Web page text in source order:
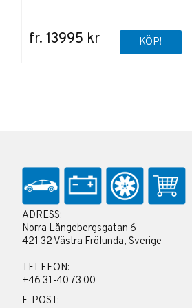
fr. 13995 kr KÖP!
ADRESS:
Norra Långebergsgatan 6
421 32 Västra Frölunda, Sverige
TELEFON:
+46 31-40 73 00
E-POST: